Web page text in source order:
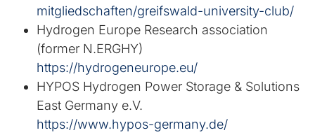
mitgliedschaften/greifswald-university-club/
Hydrogen Europe Research association
(former N.ERGHY)
https://hydrogeneurope.eu/
HYPOS Hydrogen Power Storage & Solutions
East Germany e.V.
https://www.hypos-germany.de/